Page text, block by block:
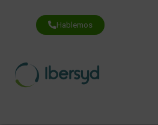
contenido
Hablemos